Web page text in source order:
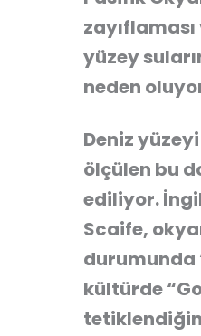
yüzey
neden
Deniz
ölçülen bu
ediliyor.
Scaife,
durumunda
kültürde